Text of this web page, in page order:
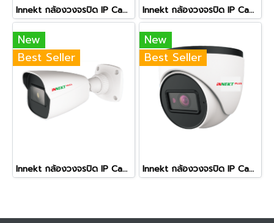
Innekt กล้องวงจรปิด IP Camera 5 ล้านพิกเซล รุ่นZTR505V3PW Innekt กล้องวงจรปิด IP Camera 2 ล้านพิกเซล รุ่นIPTI-252M-WAS
New
Best Seller
Innekt กล้องวงจรปิด IP Camera 4 ล้านพิกเซล รุ่นIPTI-432F-WXX
New
Best Seller
Innekt กล้องวงจรปิด IP Camera 4 ล้านพิกเซล รุ่นIPTR-432F-WXX